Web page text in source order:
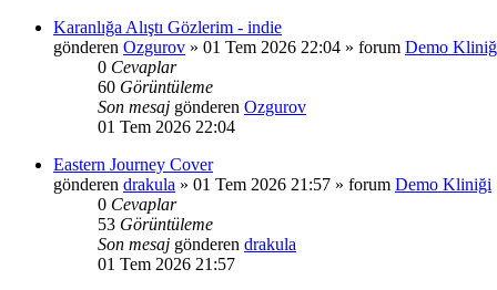
Karanlığa Alıştı Gözlerim - indie
gönderen Ozgurov » 01 Tem 2026 22:04 » forum Demo
0 Cevaplar
60 Görüntüleme
Son mesaj gönderen Ozgurov
01 Tem 2026 22:04
Eastern Journey Cover
gönderen drakula » 01 Tem 2026 21:57 » forum Demo Kliniği
0 Cevaplar
53 Görüntüleme
Son mesaj gönderen drakula
01 Tem 2026 21:57